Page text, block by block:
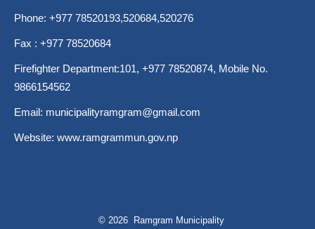
Phone: +977 78520193,520684,520276
Fax : +977 78520684
Firefighter Department:101, +977 78520874, Mobile No.
9866154562
Email: municipalityramgram@gmail.com
Website: www.ramgrammun.gov.np
© 2026 Ramgram Municipality